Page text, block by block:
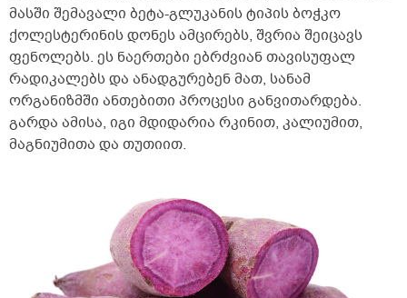
გამოირჩევა.წყალსაც ვცდილობ დავლიო,არ
მიყვარს ზოგადად წყალი.</p>
მასში შემავალი ბეტა-გლუკანის ტიპის ბოჭკო
ქოლესტერინის დონეს ამცირებს, შვრია შეიცავს
ფენოლებს. ეს ნაერთები ებრძვიან თავისუფალ
რადიკალებს და ანადგურებენ მათ, სანამ
ორგანიზმში ანთებითი პროცესი განვითარდება.
გარდა ამისა, იგი მდიდარია რკინით, კალიუმით,
მაგნიუმითა და თუთიით.